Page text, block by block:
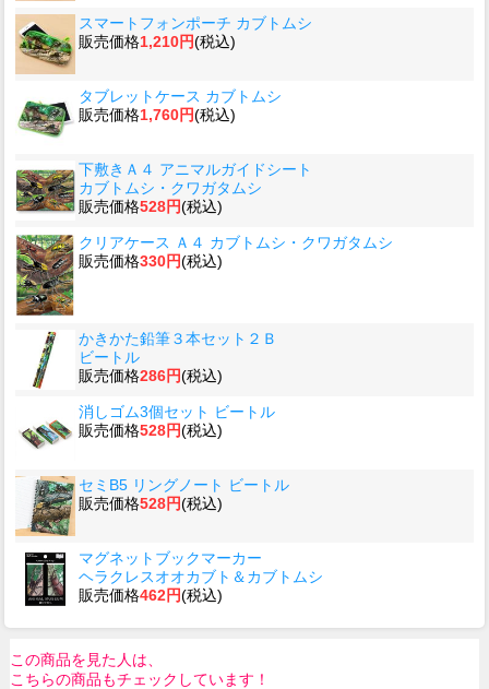
スマートフォンポーチ カブトムシ
販売価格1,210円(税込)
タブレットケース カブトムシ
販売価格1,760円(税込)
下敷きＡ４ アニマルガイドシート
カブトムシ・クワガタムシ
販売価格528円(税込)
クリアケース Ａ４ カブトムシ・クワガタムシ
販売価格330円(税込)
かきかた鉛筆３本セット２Ｂ
ビートル
販売価格286円(税込)
消しゴム3個セット ビートル
販売価格528円(税込)
セミB5 リングノート ビートル
販売価格528円(税込)
マグネットブックマーカー
ヘラクレスオオカブト＆カブトムシ
販売価格462円(税込)
この商品を見た人は、
こちらの商品もチェックしています！